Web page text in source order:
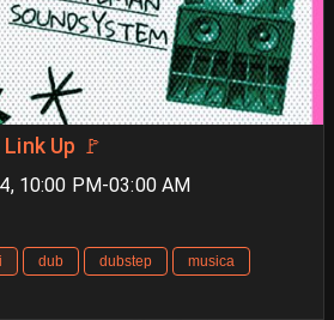
Up 🚩
10:00 PM-03:00 AM
dub dubstep
musica